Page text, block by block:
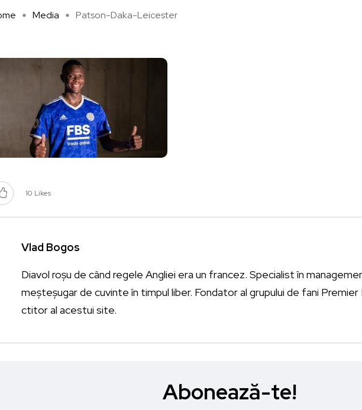
Media Patson-Daka-Leicester
10 Likes
Vlad Bogos
Diavol roșu de când regele Angliei era un francez. Specialist în
meșteșugar de cuvinte în timpul liber. Fondator al grupului de fani Premier
ctitor al acestui site.
Abonează-te!